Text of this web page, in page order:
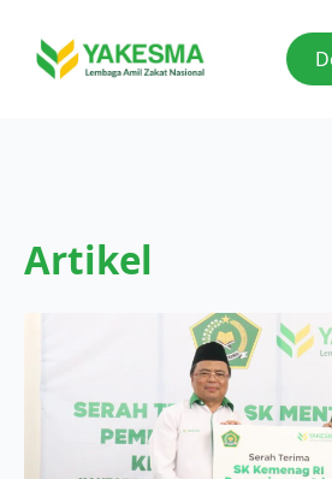
Artikel